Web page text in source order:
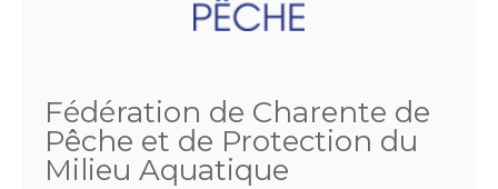
Fédération de Charente de
Pêche et de Protection du
Milieu Aquatique